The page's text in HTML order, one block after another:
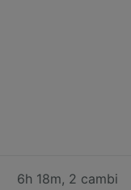
6h 18m, 2 cambi